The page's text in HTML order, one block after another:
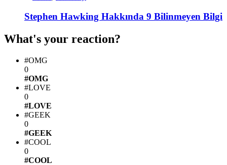
Stephen Hawking Hakkında 9 Bilinmeyen Bilgi
What's your reaction?
#OMG
0
#OMG
#LOVE
0
#LOVE
#GEEK
0
#GEEK
#COOL
0
#COOL